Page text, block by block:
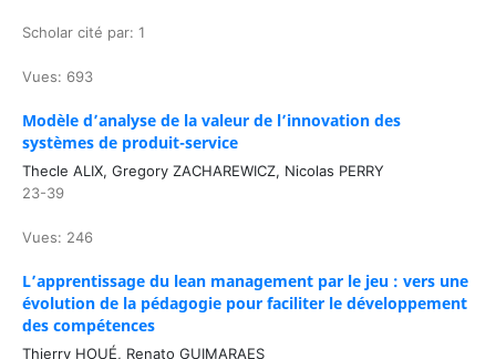
Scholar cité par: 1
Vues: 693
Modèle d’analyse de la valeur de l’innovation des
systèmes de produit-service
Thecle ALIX, Gregory ZACHAREWICZ, Nicolas PERRY
23-39
Vues: 246
L’apprentissage du lean management par le jeu : vers une
évolution de la pédagogie pour faciliter le développement
des compétences
Thierry HOUÉ, Renato GUIMARAES